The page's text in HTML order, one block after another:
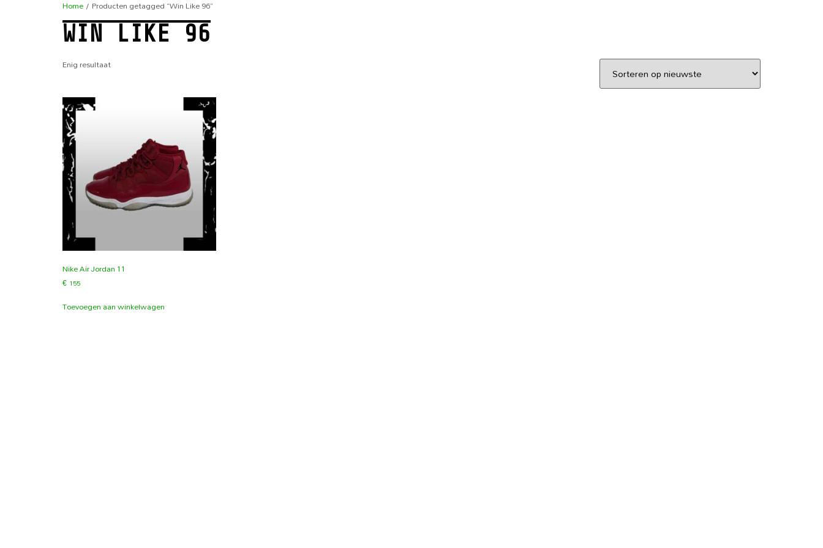
Home/ Producten getagged “Win Like 96”
WIN LIKE 96
Enig resultaat
Nike Air Jordan 11
€ 155
Toevoegen aan winkelwagen